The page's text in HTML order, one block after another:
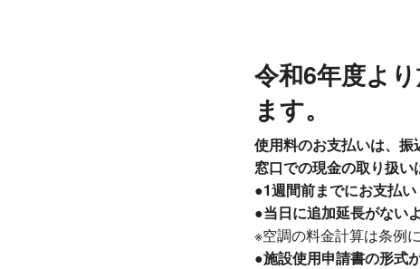
令和6年度よ
ます。
使用料のお支払いは、振
窓口での現金の取り扱い
●1週間前までにお支払い
●当日に追加延長がない
※空調の料金計算は条例
●施設使用申請書の形式